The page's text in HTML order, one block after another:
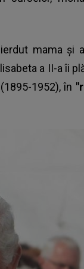
mama și
a II-a îi
1952), în